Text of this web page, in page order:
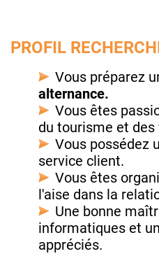
PROFIL
Vous préparez
alternance.
Vous êtes
du tourisme et des
Vous possédez
service client.
Vous êtes
l'aise dans la
Une bonne
informatiques et
appréciés.